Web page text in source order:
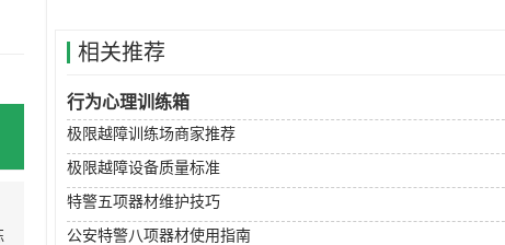
相关推荐
行为心理训练箱
极限越障训练场商家推荐
极限越障设备质量标准
特警五项器材维护技巧
公安特警八项器材使用指南